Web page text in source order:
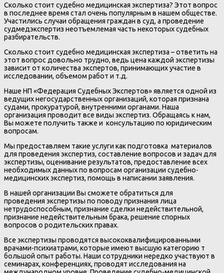
Сколько стоит судебно медицинская экспертиза? Этот вопрос
в последнее время стал очень популярным в нашем обществе.
Участились случаи обращения граждан в суд, а проведение
судмедэкспертиз неотъемлемая часть некоторых судебных
разбирательств.
Сколько стоит судебно медицинская экспертиза – ответить на
этот вопрос довольно трудно, ведь цена каждой экспертизы
зависит от количества экспертов, принимающих участие в
исследовании, объемом работ и т.д.
Наше НП «Федерация Судебных Экспертов» является одной из
ведущих негосударственных организаций, которая признана
судами, прокуратурой, внутренними органами. Наша
организация проводит все виды экспертиз. Обращаясь к нам,
Вы можете получить также и консультацию по юридическим
вопросам.
Мы предоставляем такие услуги как подготовка материалов
для проведения экспертиз, составление вопросов и задач для
экспертизы, оценивание результатов, предоставление всех
необходимых данных по вопросам организации судебно-
медицинских экспертиз, помощь в написании заявления.
В нашей организации Вы сможете обратиться для
проведения экспертизы по поводу признания лица
нетрудоспособным, признание сделки недействительной,
признание недействительным брака, решение спорных
вопросов о родительских правах.
Все экспертизы проводятся высококвалифицированными
врачами-психиатрами, которые имеют высшую категорию т
большой опыт работы. Наши сотрудники нередко участвуют в
семинарах, конференциях, проводят исследования на